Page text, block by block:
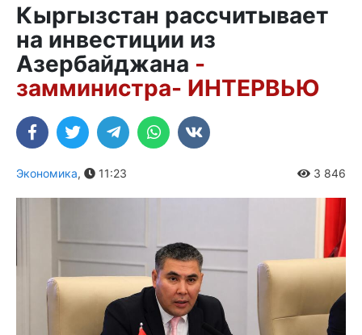
Кыргызстан рассчитывает
на инвестиции из
Азербайджана -
замминистра- ИНТЕРВЬЮ
Экономика, 11:23 3 846